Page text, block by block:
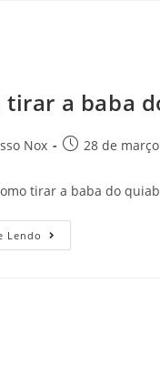
tirar a baba
Nox 28 de
tirar a baba do
Lendo